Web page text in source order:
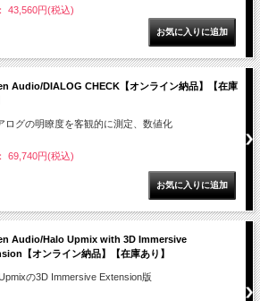
43,560円(税込)
Audio/DIALOG CHECK【オンライン納品】【在庫
ログの明瞭度を客観的に測定、数値化
69,740円(税込)
Audio/Halo Upmix with 3D Immersive
【オンライン納品】【在庫あり】
の3D Immersive Extension版